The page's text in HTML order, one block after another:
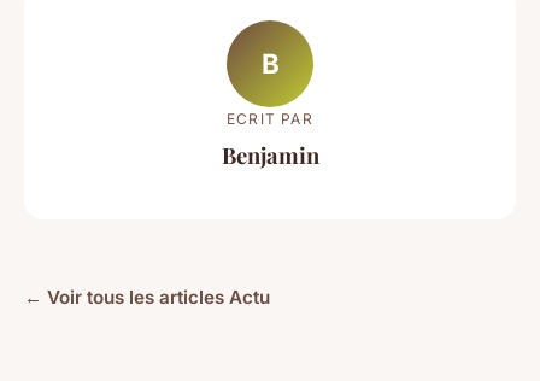
B
ECRIT PAR
Benjamin
← Voir tous les articles Actu